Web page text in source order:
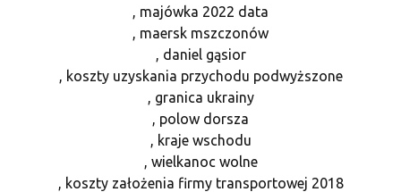
, majówka 2022 data
, maersk mszczonów
, daniel gąsior
, koszty uzyskania przychodu podwyższone
, granica ukrainy
, polow dorsza
, kraje wschodu
, wielkanoc wolne
, koszty założenia firmy transportowej 2018